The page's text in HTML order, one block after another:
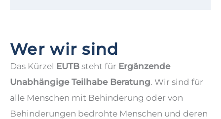
Wer wir sind
Das Kürzel EUTB steht für Ergänzende
Unabhängige Teilhabe Beratung. Wir sind für
alle Menschen mit Behinderung oder von
Behinderungen bedrohte Menschen und deren